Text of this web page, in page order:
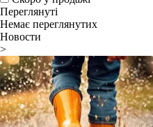
Переглянуті
Немає переглянутих
Новости
>